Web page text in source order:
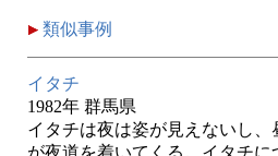
類似事例
イタチ
1982年 群馬県
イタチは夜は姿が見えないし
が夜道を着いてくる。イタチ